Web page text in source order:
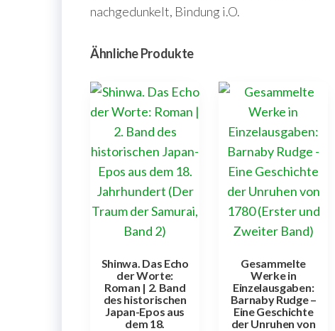
nachgedunkelt, Bindung i.O.
Ähnliche Produkte
Shinwa. Das Echo
der Worte:
Roman | 2. Band
des historischen
Japan-Epos aus
dem 18.
Gesammelte
Werke in
Einzelausgaben:
Barnaby Rudge –
Eine Geschichte
der Unruhen von